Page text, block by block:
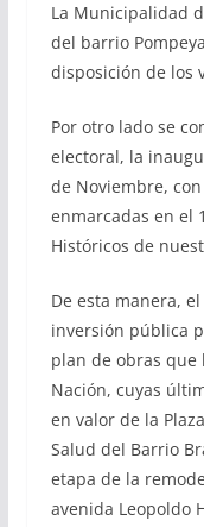
La Municipalidad
del barrio
disposición de los
Por otro lado se
electoral, la
de Noviembre,
enmarcadas en el
Históricos de
De esta manera,
inversión pública
plan de obras que
Nación, cuyas
en valor de la
Salud del Barrio
etapa de la
avenida Leopoldo